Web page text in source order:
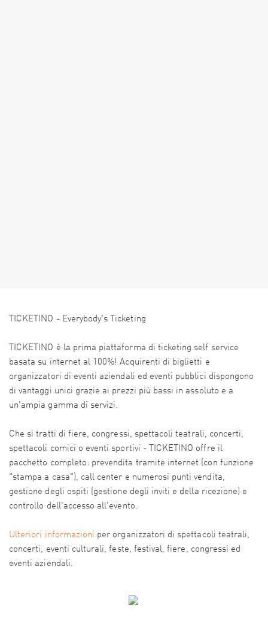
TICKETINO - Everybody's Ticketing
TICKETINO è la prima piattaforma di ticketing self service
basata su internet al 100%! Acquirenti di biglietti e
organizzatori di eventi aziendali ed eventi pubblici dispongono
di vantaggi unici grazie ai prezzi più bassi in assoluto e a
un'ampia gamma di servizi.
Che si tratti di fiere, congressi, spettacoli teatrali, concerti,
spettacoli comici o eventi sportivi - TICKETINO offre il
pacchetto completo: prevendita tramite internet (con funzione
"stampa a casa"), call center e numerosi punti vendita,
gestione degli ospiti (gestione degli inviti e della ricezione) e
controllo dell'accesso all'evento.
Ulteriori informazioni per organizzatori di spettacoli teatrali,
concerti, eventi culturali, feste, festival, fiere, congressi ed
eventi aziendali.